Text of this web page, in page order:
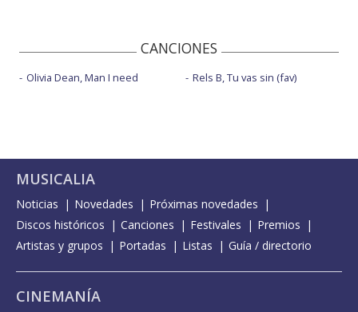
CANCIONES
Olivia Dean, Man I need Rels B, Tu vas sin (fav)
MUSICALIA
Noticias Novedades
Próximas novedades
Discos históricos
Canciones Festivales
Premios
Artistas y grupos
Portadas Listas Guía / directorio
CINEMANÍA